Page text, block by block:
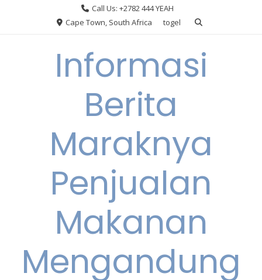
Call Us: +2782 444 YEAH
Cape Town, South Africa
togel
Informasi
Berita
Maraknya
Penjualan
Makanan
Mengandung